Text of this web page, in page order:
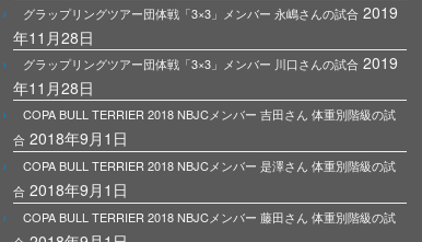
グラップリングツアー団体戦「3×3」メンバー 永嶋さんの試合 2019
年11月28日
グラップリングツアー団体戦「3×3」メンバー 川口さんの試合 2019
年11月28日
COPA BULL TERRIER 2018 NBJCメンバー 吉田さん 体重別階級の試
合 2018年9月1日
COPA BULL TERRIER 2018 NBJCメンバー 是澤さん 体重別階級の試
合 2018年9月1日
COPA BULL TERRIER 2018 NBJCメンバー 藤田さん 体重別階級の試